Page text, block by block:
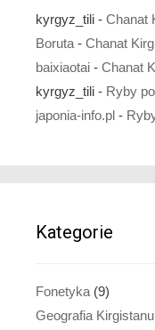
kyrgyz_tili - Chanat
Boruta - Chanat
baixiaotai - Chanat
kyrgyz_tili - Ryby
japonia-info.pl -
Kategorie
Fonetyka (9)
Geografia Kirgistanu